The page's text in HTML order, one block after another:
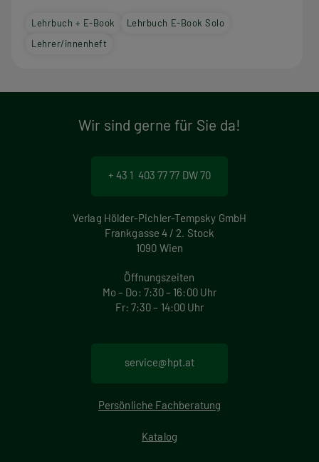
Lehrbuch + E-Book
Lehrbuch E-Book Solo
Lehrer/innenheft
Wir sind gerne für Sie da!
+ 43 1 403 77 77 DW 70
Verlag Hölder-Pichler-Tempsky GmbH
Frankgasse 4 / 2. Stock
1090 Wien
Öffnungszeiten
Mo – Do: 7:30 – 16:00 Uhr
Fr: 7:30 – 14:00 Uhr
service@hpt.at
Persönliche Fachberatung
Katalog